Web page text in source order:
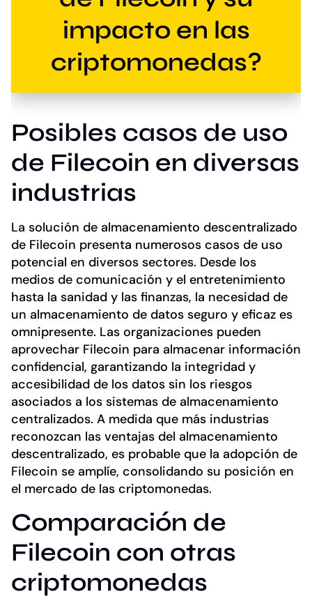
impacto en las
criptomonedas?
Posibles casos de uso
de Filecoin en diversas
industrias
La solución de almacenamiento descentralizado
de Filecoin presenta numerosos casos de uso
potencial en diversos sectores. Desde los
medios de comunicación y el entretenimiento
hasta la sanidad y las finanzas, la necesidad de
un almacenamiento de datos seguro y eficaz es
omnipresente. Las organizaciones pueden
aprovechar Filecoin para almacenar información
confidencial, garantizando la integridad y
accesibilidad de los datos sin los riesgos
asociados a los sistemas de almacenamiento
centralizados. A medida que más industrias
reconozcan las ventajas del almacenamiento
descentralizado, es probable que la adopción de
Filecoin se amplíe, consolidando su posición en
el mercado de las criptomonedas.
Comparación de
Filecoin con otras
criptomonedas